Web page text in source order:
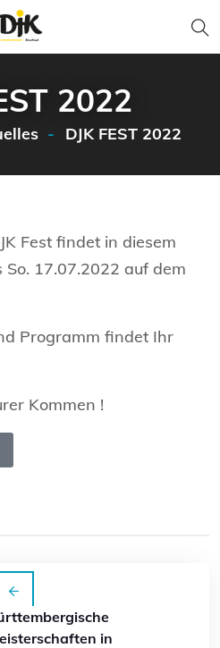
2022
DJK FEST 2022
Fest findet in diesem
So. 17.07.2022 auf dem
Programm findet Ihr
Kommen !
in